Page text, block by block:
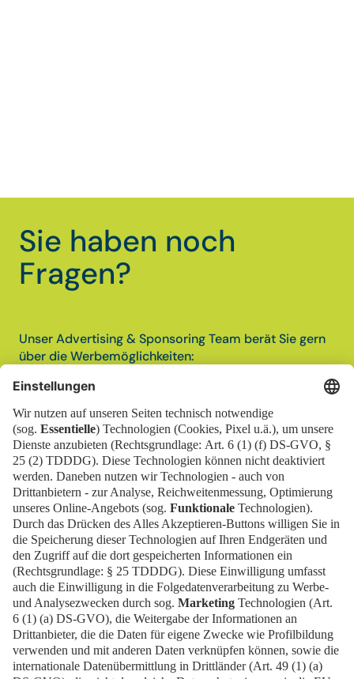
Sie haben noch
Fragen?
Unser Advertising & Sponsoring Team berät Sie gern
über die Werbemöglichkeiten:
Mail:
advertising@mb-capital-services.de
Telefon: +49 30 3038 2500
Jetzt kontaktieren
StandanmeldungKontakt
EN
KontaktDownloadsNewsletterImpressum
DatenschutzCookies
Erklärung zur digitalen BarrierefreiheitBarrierefrei